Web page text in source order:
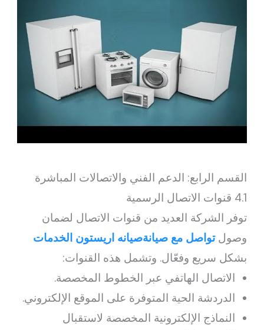
القسم الرابع: الدعم الفني والاتصالات المباشرة
4.1 قنوات الاتصال الرسمية
توفر الشركة العديد من قنوات الاتصال لضمان
وصولتواصل مع صيانةصيانه اريستون الخدمات
بشكل سريع وفعّال. وتشمل هذه القنوات:
الاتصال الهاتفي عبر الخطوط المخصصة.
الدردشة الحية المتوفرة على الموقع الإلكتروني.
النماذج الإلكترونية المخصصة لاستقبال